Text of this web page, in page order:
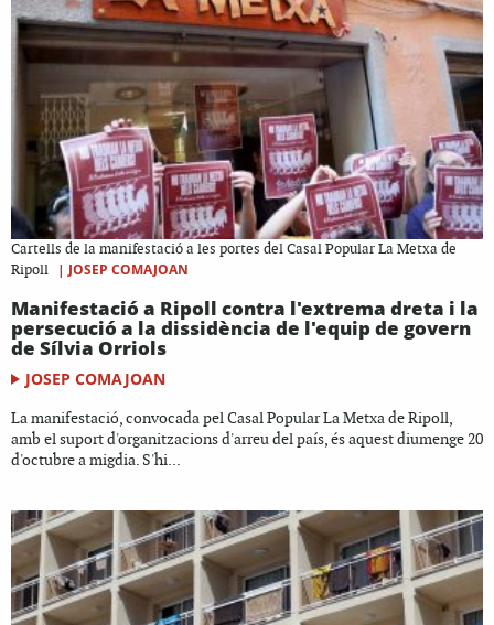
Cartells de la manifestació a les portes del Casal Popular La Metxa de
Ripoll
| JOSEP COMAJOAN
Manifestació a Ripoll contra l'extrema dreta i la
persecució a la dissidència de l'equip de govern
de Sílvia Orriols
JOSEP COMAJOAN
La manifestació, convocada pel Casal Popular La Metxa de Ripoll,
amb el suport d'organitzacions d'arreu del país, és aquest diumenge 20
d'octubre a migdia. S'hi...